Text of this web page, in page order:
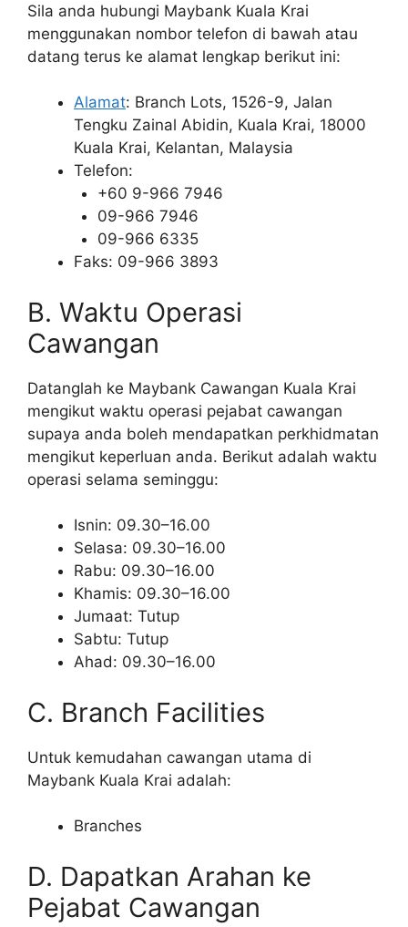
Sila anda hubungi Maybank Kuala Krai
menggunakan nombor telefon di bawah atau
datang terus ke alamat lengkap berikut ini:
Alamat: Branch Lots, 1526-9, Jalan
Tengku Zainal Abidin, Kuala Krai, 18000
Kuala Krai, Kelantan, Malaysia
Telefon:
+60 9-966 7946
09-966 7946
09-966 6335
Faks: 09-966 3893
B. Waktu Operasi
Cawangan
Datanglah ke Maybank Cawangan Kuala Krai
mengikut waktu operasi pejabat cawangan
supaya anda boleh mendapatkan perkhidmatan
mengikut keperluan anda. Berikut adalah waktu
operasi selama seminggu:
Isnin: 09.30–16.00
Selasa: 09.30–16.00
Rabu: 09.30–16.00
Khamis: 09.30–16.00
Jumaat: Tutup
Sabtu: Tutup
Ahad: 09.30–16.00
C. Branch Facilities
Untuk kemudahan cawangan utama di
Maybank Kuala Krai adalah:
Branches
D. Dapatkan Arahan ke
Pejabat Cawangan